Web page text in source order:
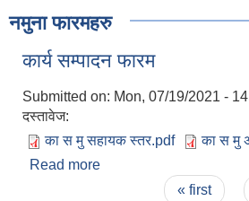
नमुना फारमहरु
कार्य सम्पादन फारम
Submitted on: Mon, 07/19/2021 -
दस्तावेज:
का स मु सहायक स्तर.pdf
का स मु
Read more
« first